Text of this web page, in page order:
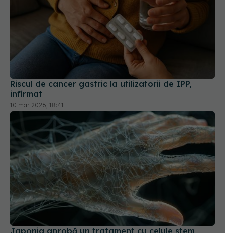
Riscul de cancer gastric la utilizatorii de IPP,
infirmat
10 mar 2026, 18:41
Japonia aprobă un tratament cu celule stem
pentru Parkinson, în premieră
06 mar 2026, 19:29